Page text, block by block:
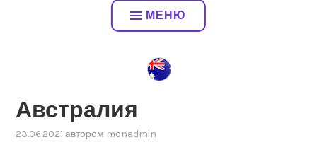
МЕНЮ
Австралия
23.06.2021 автором monadmin